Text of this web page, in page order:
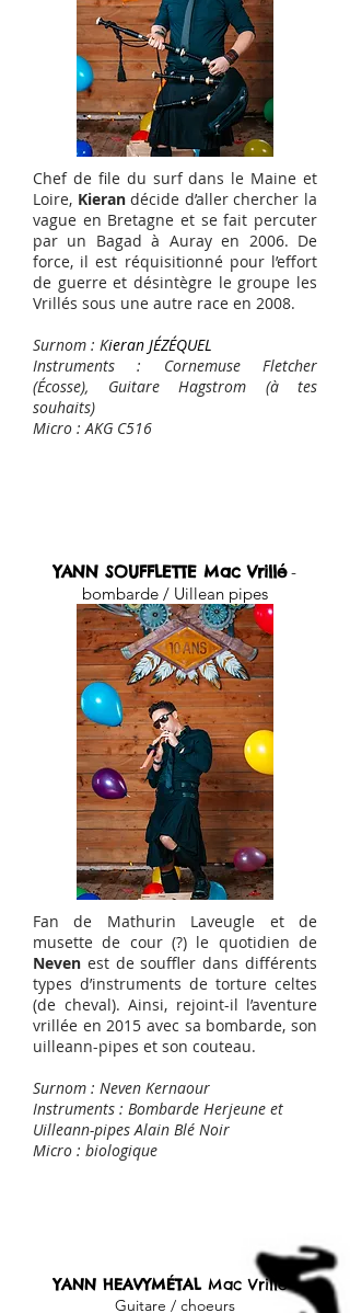
Chef de file du surf dans le Maine et
Loire, Kierandécide d’aller chercher la
vague en Bretagne et se fait percuter
par un Bagad à Auray en 2006. De
force, il est réquisitionné pour l’effort
de guerre et désintègre le groupe les
Vrillés sous une autre race en 2008.
Surnom : Kieran JÉZÉQUEL
Instruments : Cornemuse Fletcher
(Écosse), Guitare Hagstrom (à tes
souhaits)
Micro : AKG C516
YANN SOUFFLETTE Mac Vrillé-
bombarde / Uillean pipes
Fan de Mathurin Laveugle et de
musette de cour (?) le quotidien de
Neven est de souffler dans différents
types d’instruments de torture celtes
(de cheval). Ainsi, rejoint-il l’aventure
vrillée en 2015 avec sa bombarde, son
uilleann-pipes et son couteau.
Surnom : Neven Kernaour
Instruments : Bombarde Herjeune et
Uilleann-pipes Alain Blé Noir
Micro : biologique
YANN HEAVYMÉTALMac Vrillé-
Guitare / choeurs